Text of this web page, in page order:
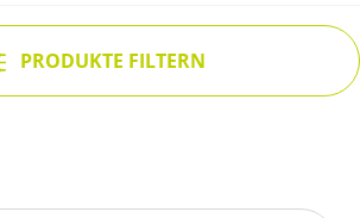
PRODUKTE FILTERN